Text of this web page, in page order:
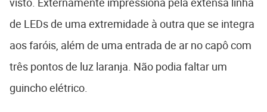
de LEDs de uma extremidade à outra que se integra
aos faróis, além de uma entrada de ar no capô com
três pontos de luz laranja. Não podia faltar um
guincho elétrico.